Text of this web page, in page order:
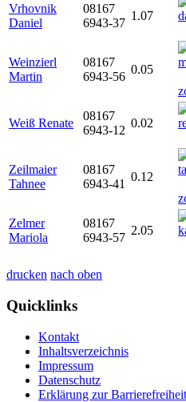
Vrhovnik
Daniel
08167
6943-37
1.07
Weinzierl
Martin
08167
6943-56
0.05
Weiß Renate
08167
6943-12
0.02
Zeilmaier
Tahnee
08167
6943-41
0.12
Zelmer
Mariola
08167
6943-57
2.05
drucken nach oben
Quicklinks
Kontakt
Inhaltsverzeichnis
Impressum
Datenschutz
Erklärung zur Barrierefreiheit